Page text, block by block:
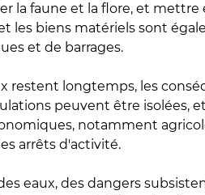
la faune et la flore, et mettre
les biens matériels sont
et de barrages.
restent longtemps, les
peuvent être isolées,
notamment
arrêts d'activité.
eaux, des dangers